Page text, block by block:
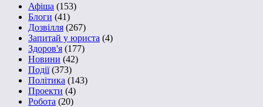
Афіша (153)
Блоги (41)
Дозвілля (267)
Запитай у юриста (4)
Здоров'я (177)
Новини (42)
Події(373)
Політика (143)
Проекти (4)
Робота (20)